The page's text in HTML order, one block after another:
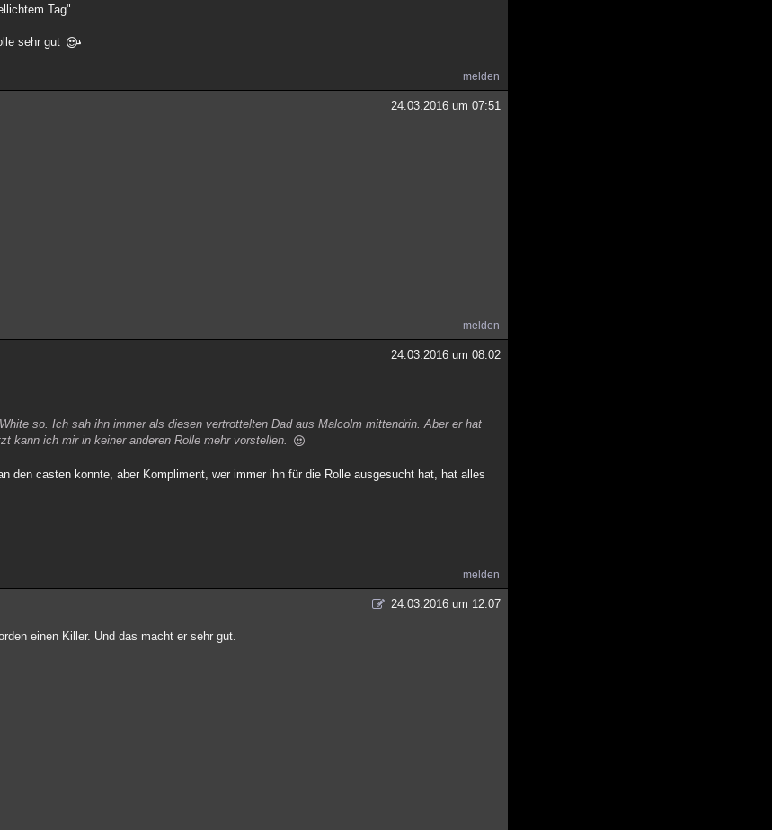
Tag".
sehr gut
melden
24.03.2016 um 07:51
melden
24.03.2016 um 08:02
so. Ich sah ihn immer als diesen vertrottelten Dad aus Malcolm mittendrin. Aber er hat
kann ich mir in keiner anderen Rolle mehr vorstellen.
den casten konnte, aber Kompliment, wer immer ihn für die Rolle ausgesucht hat, hat alles
melden
24.03.2016 um 12:07
einen Killer. Und das macht er sehr gut.